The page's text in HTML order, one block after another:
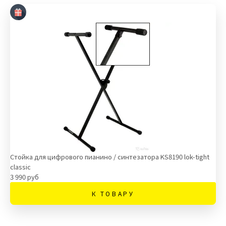
Стойка для цифрового пианино / синтезатора KS8190 lok-tight
classic
3 990 руб
К ТОВАРУ